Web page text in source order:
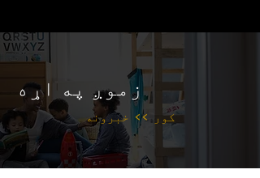
زموږ په اړه
کور >> خبرونه